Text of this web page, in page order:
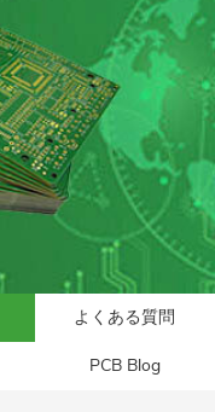
よくある質問
PCB Blog